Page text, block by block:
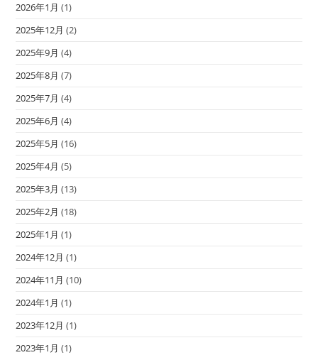
2026年1月 (1)
2025年12月 (2)
2025年9月 (4)
2025年8月 (7)
2025年7月 (4)
2025年6月 (4)
2025年5月 (16)
2025年4月 (5)
2025年3月 (13)
2025年2月 (18)
2025年1月 (1)
2024年12月 (1)
2024年11月 (10)
2024年1月 (1)
2023年12月 (1)
2023年1月 (1)